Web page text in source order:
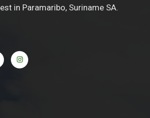
in Paramaribo, Suriname SA.